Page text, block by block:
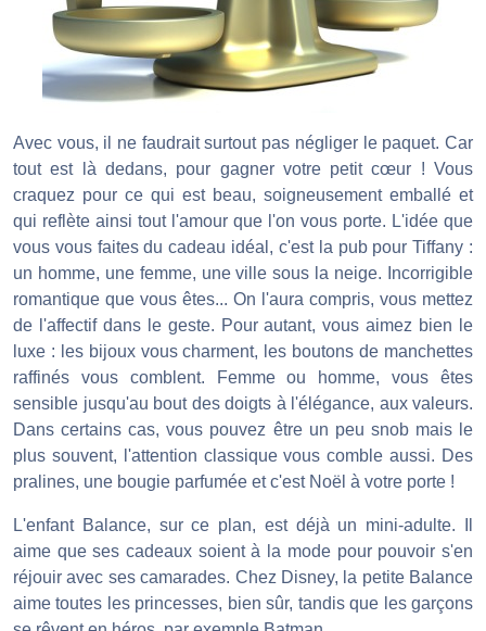
Avec vous, il ne faudrait surtout pas négliger le paquet. Car
tout est là dedans, pour gagner votre petit cœur ! Vous
craquez pour ce qui est beau, soigneusement emballé et
qui reflète ainsi tout l'amour que l'on vous porte. L'idée que
vous vous faites du cadeau idéal, c'est la pub pour Tiffany :
un homme, une femme, une ville sous la neige. Incorrigible
romantique que vous êtes... On l'aura compris, vous mettez
de l'affectif dans le geste. Pour autant, vous aimez bien le
luxe : les bijoux vous charment, les boutons de manchettes
raffinés vous comblent. Femme ou homme, vous êtes
sensible jusqu'au bout des doigts à l'élégance, aux valeurs.
Dans certains cas, vous pouvez être un peu snob mais le
plus souvent, l'attention classique vous comble aussi. Des
pralines, une bougie parfumée et c'est Noël à votre porte !
L'enfant Balance, sur ce plan, est déjà un mini-adulte. Il
aime que ses cadeaux soient à la mode pour pouvoir s'en
réjouir avec ses camarades. Chez Disney, la petite Balance
aime toutes les princesses, bien sûr, tandis que les garçons